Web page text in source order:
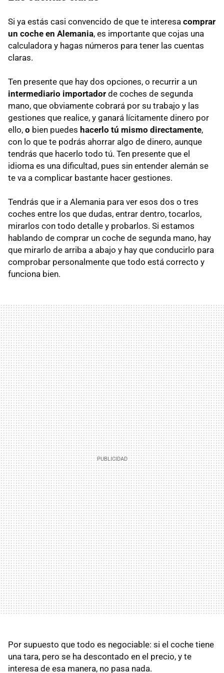
Si ya estás casi convencido de que te interesa comprar
un coche en Alemania, es importante que cojas una
calculadora y hagas números para tener las cuentas
claras.
Ten presente que hay dos opciones, o recurrir a un
intermediario importador de coches de segunda
mano, que obviamente cobrará por su trabajo y las
gestiones que realice, y ganará lícitamente dinero por
ello, o bien puedes hacerlo tú mismo directamente,
con lo que te podrás ahorrar algo de dinero, aunque
tendrás que hacerlo todo tú. Ten presente que el
idioma es una dificultad, pues sin entender alemán se
te va a complicar bastante hacer gestiones.
Tendrás que ir a Alemania para ver esos dos o tres
coches entre los que dudas, entrar dentro, tocarlos,
mirarlos con todo detalle y probarlos. Si estamos
hablando de comprar un coche de segunda mano, hay
que mirarlo de arriba a abajo y hay que conducirlo para
comprobar personalmente que todo está correcto y
funciona bien.
Por supuesto que todo es negociable: si el coche tiene
una tara, pero se ha descontado en el precio, y te
interesa de esa manera, no pasa nada.